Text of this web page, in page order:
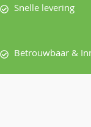
Snelle levering
Betrouwbaar &